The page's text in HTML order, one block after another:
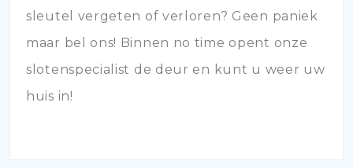
sleutel vergeten of verloren? Geen paniek
maar bel ons! Binnen no time opent onze
slotenspecialist de deur en kunt u weer uw
huis in!